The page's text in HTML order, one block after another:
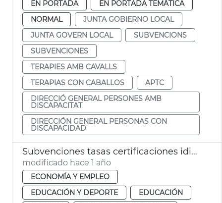
EN PORTADA
EN PORTADA TEMÁTICA
NORMAL
JUNTA GOBIERNO LOCAL
JUNTA GOVERN LOCAL
SUBVENCIONS
SUBVENCIONES
TERAPIES AMB CAVALLS
TERAPIAS CON CABALLOS
APTC
DIRECCIÓ GENERAL PERSONES AMB
DISCAPACITAT
DIRECCIÓN GENERAL PERSONAS CON
DISCAPACIDAD
Subvenciones tasas certificaciones idiomas València
modificado hace 1 año
ECONOMÍA Y EMPLEO
EDUCACIÓN Y DEPORTE
EDUCACIÓN